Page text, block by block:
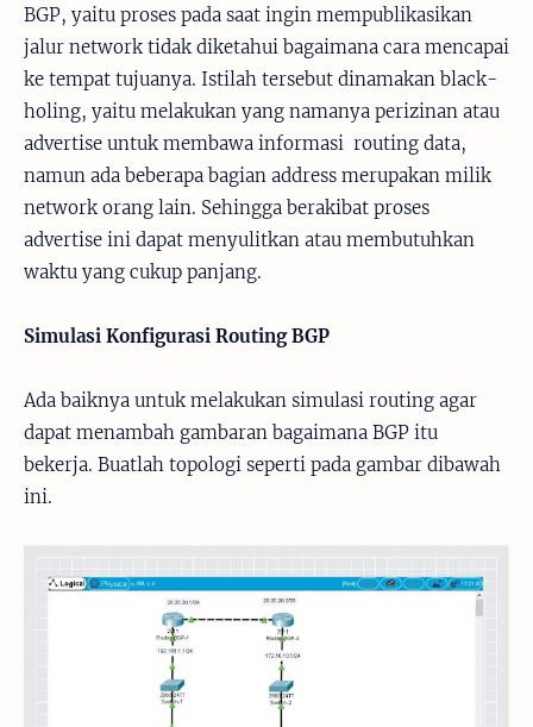
BGP, yaitu proses pada saat ingin mempublikasikan
jalur network tidak diketahui bagaimana cara mencapai
ke tempat tujuanya. Istilah tersebut dinamakan black-
holing, yaitu melakukan yang namanya perizinan atau
advertise untuk membawa informasi routing data,
namun ada beberapa bagian address merupakan milik
network orang lain. Sehingga berakibat proses
advertise ini dapat menyulitkan atau membutuhkan
waktu yang cukup panjang.
Simulasi Konfigurasi Routing BGP
Ada baiknya untuk melakukan simulasi routing agar
dapat menambah gambaran bagaimana BGP itu
bekerja. Buatlah topologi seperti pada gambar dibawah
ini.